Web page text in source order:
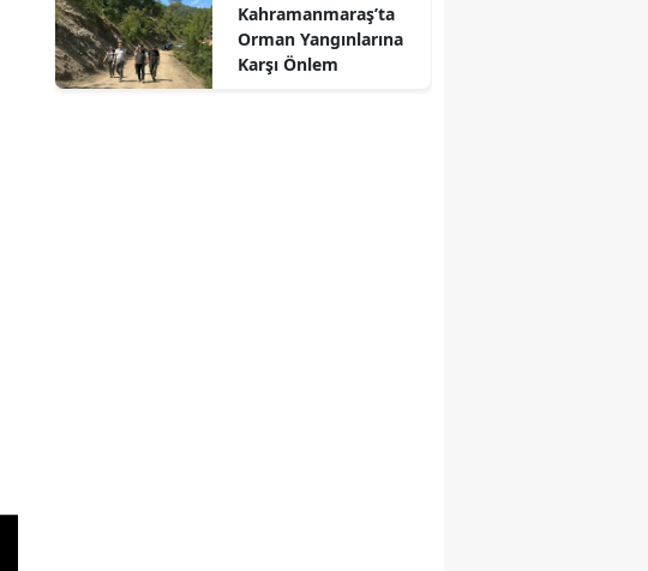
Kahramanmaraş’ta
Orman Yangınlarına
Karşı Önlem